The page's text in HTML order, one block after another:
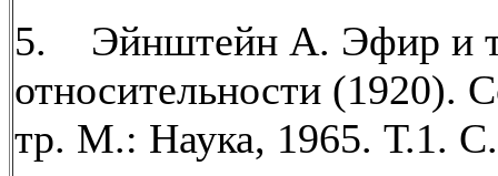
5. Эйнштейн А. Эфир и
относительности (1920).
тр. М.: Наука, 1965. Т.1.